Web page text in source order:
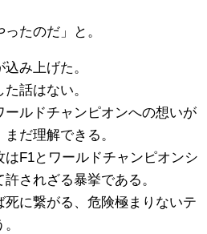
たのだ」と。
み上げた。
話はない。
ールドチャンピオンへの想いが
だ理解できる。
F1とワールドチャンピオンシ
されざる暴挙である。
に繋がる、危険極まりないテ